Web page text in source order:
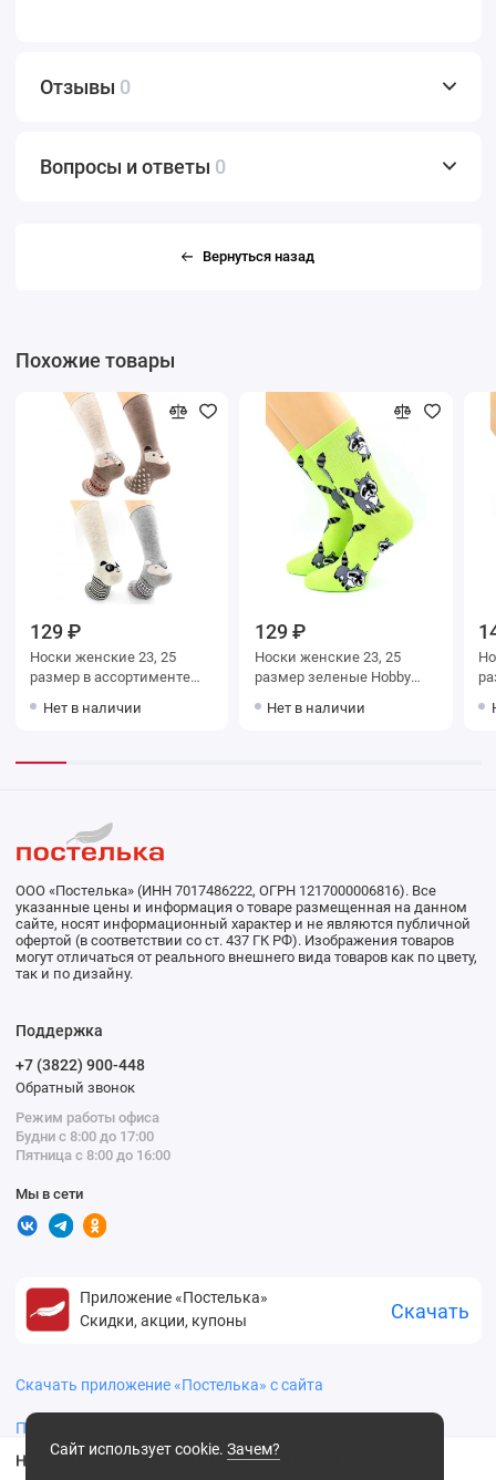
Носки женские 23, 25 размер белые Hobby Line
Отзывы 0
Вопросы и ответы 0
Вернуться назад
Похожие товары
129 ₽
Носки женские 23, 25
размер в ассортименте
Нет в наличии
129 ₽
Носки женские 23, 25
размер зеленые Hobby
Нет в наличии
Носки
Сайт использует cookie. Зачем?
ООО «Постелька» (ИНН 7017486222, ОГРН 1217000006816). Все
указанные цены и информация о товаре размещенная на данном
сайте, носят информационный характер и не являются публичной
офертой (в соответствии со ст. 437 ГК РФ). Изображения товаров
могут отличаться от реального внешнего вида товаров как по цвету,
так и по дизайну.
Поддержка
+7 (3822) 900-448
Обратный звонок
Режим работы офиса
Будни с 8:00 до 17:00
Пятница с 8:00 до 16:00
Мы в сети
Приложение «Постелька»
Скидки, акции, купоны
Скачать
Скачать приложение «Постелька» с сайта
Политика конфиденциальности